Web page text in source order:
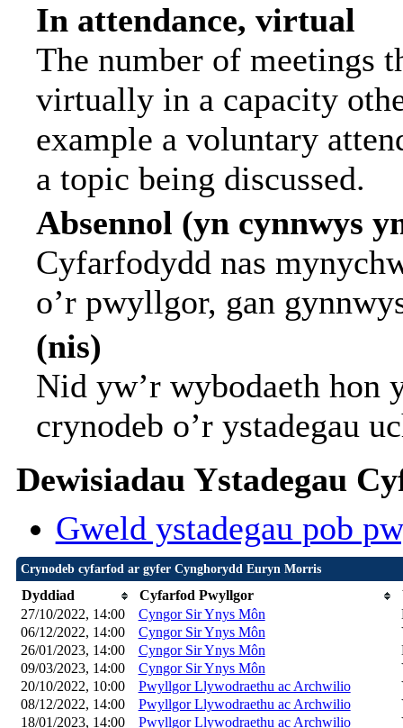
In attendance, virtual
The number of meetings
virtually in a capacity
example a voluntary
a topic being discussed.
Absennol (yn cynnwys
Cyfarfodydd nas
o’r pwyllgor, gan
(nis)
Nid yw’r wybodaeth hon
crynodeb o’r ystadegau
Dewisiadau Ystadegau
Gweld ystadegau pob
Crynodeb cyfarfod ar gyfer Cynghorydd Euryn Morris
Dyddiad Cyfarfod Pwyllgor
27/10/2022, 14:00
Cyngor Sir Ynys Môn
06/12/2022, 14:00
Cyngor Sir Ynys Môn
26/01/2023, 14:00
Cyngor Sir Ynys Môn
09/03/2023, 14:00
Cyngor Sir Ynys Môn
20/10/2022, 10:00
Pwyllgor Llywodraethu ac Archwilio
08/12/2022, 14:00
Pwyllgor Llywodraethu ac Archwilio
18/01/2023, 14:00
Pwyllgor Llywodraethu ac Archwilio